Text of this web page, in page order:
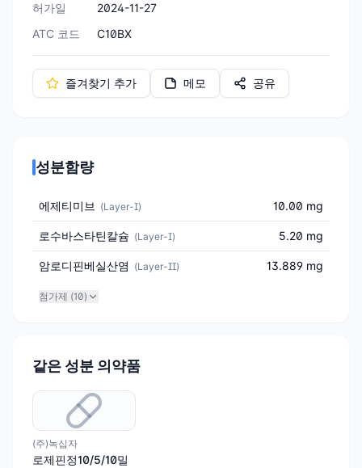
허가일
2024-11-27
ATC 코드
C10BX
즐겨찾기 추가 메모 공유
성분함량
에제티미브 (Layer-I) 10.00 mg
로수바스타틴칼슘 (Layer-I) 5.20 mg
암로디핀베실산염 (Layer-II) 13.889 mg
첨가제 (10)
같은 성분 의약품
(주)녹십자
로제핀정10/5/10밀